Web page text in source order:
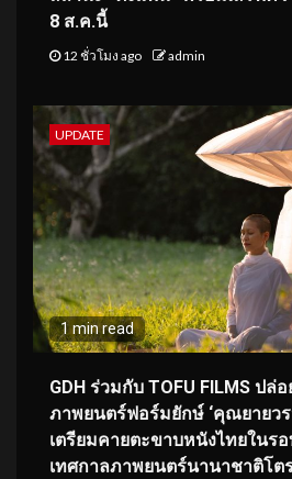
8 ส.ค.นี้
12 ชั่วโมง ago admin
UPDATE
1 min read
GDH ร่วมกับ TOFU FILMS ปล่
ภาพยนตร์ฟอร์มยักษ์ ‘คุณยายวร
เตรียมคายตะขาบหนังไทยใน
เทศกาลภาพยนตร์นานาชาติโต